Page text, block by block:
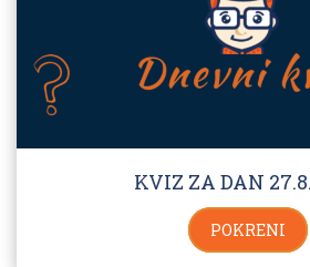
KVIZ ZA DAN
POKRENI